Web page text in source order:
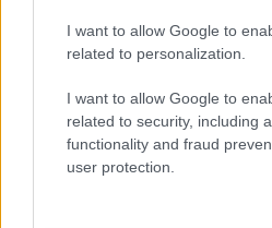
I want to allow Google to
related to personalization.
I want to allow Google to
related to security, including
functionality and fraud
user protection.
szemben – emlékeztet a 444.hu.
pártok nem értenek egyet velük.
előválasztás előtt Márki-Zay Péter
frakciójukba ül be, a mandátum
szerint viszont a hat párt…